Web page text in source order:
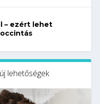
– ezért lehet
lehetőségek